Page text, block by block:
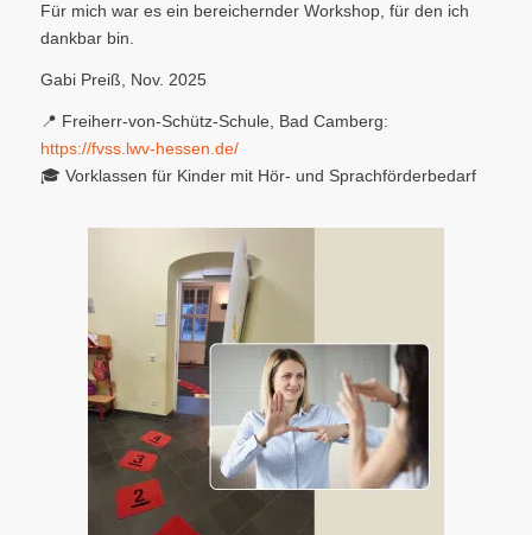
Für mich war es ein bereichernder Workshop, für den ich
dankbar bin.
Gabi Preiß, Nov. 2025
📍 Freiherr-von-Schütz-Schule, Bad Camberg:
https://fvss.lwv-hessen.de/
🎓 Vorklassen für Kinder mit Hör- und Sprachförderbedarf